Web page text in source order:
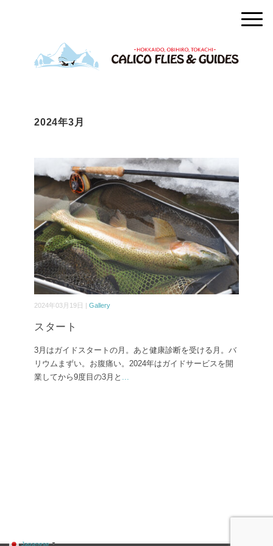
2024年3月
2024年03月19日 | Gallery
スタート
3月はガイドスタートの月。あと健康診断を受ける月。バ
リウムまずい。お腹痛い。2024年はガイドサービスを開
業してから9度目の3月と
Japanese ▼